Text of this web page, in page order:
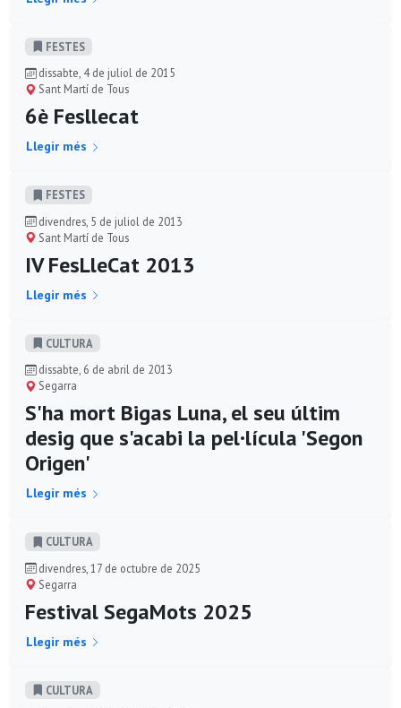
FESTES
dissabte, 4 de juliol de 2015
Sant Martí de Tous
6è Fesllecat
Llegir més
FESTES
divendres, 5 de juliol de 2013
Sant Martí de Tous
IV FesLleCat 2013
Llegir més
CULTURA
dissabte, 6 de abril de 2013
Segarra
S'ha mort Bigas Luna, el seu últim
desig que s'acabi la pel·lícula 'Segon
Origen'
Llegir més
CULTURA
divendres, 17 de octubre de 2025
Segarra
Festival SegaMots 2025
Llegir més
CULTURA